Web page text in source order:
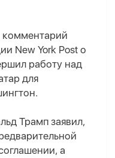
комментарий
New York Post о
работу над
для
Трамп заявил,
а